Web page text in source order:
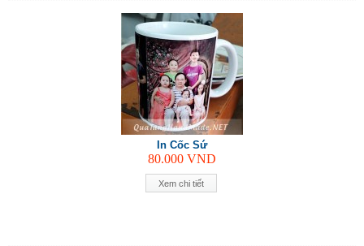
Xem chi tiết
In Cốc Sứ
80.000 VND